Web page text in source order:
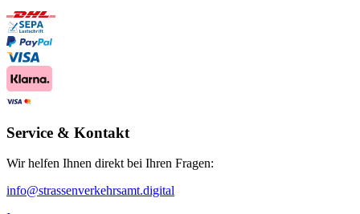
Service & Kontakt
Wir helfen Ihnen direkt bei Ihren Fragen:
info@strassenverkehrsamt.digital